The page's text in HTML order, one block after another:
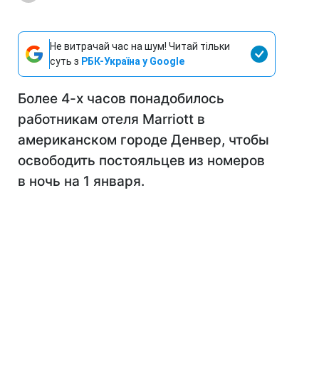
Не витрачай час на шум! Читай тільки
суть з РБК-Україна у Google
Более 4-х часов понадобилось
работникам отеля Marriott в
американском городе Денвер, чтобы
освободить постояльцев из номеров
в ночь на 1 января.